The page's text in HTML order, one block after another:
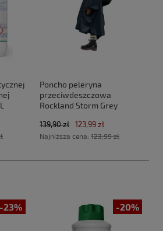
Poncho peleryna
przeciwdeszczowa
Rockland Storm Grey
139,90 zł 123,99 zł
Najniższa cena: 123,99 zł
-23% -20%